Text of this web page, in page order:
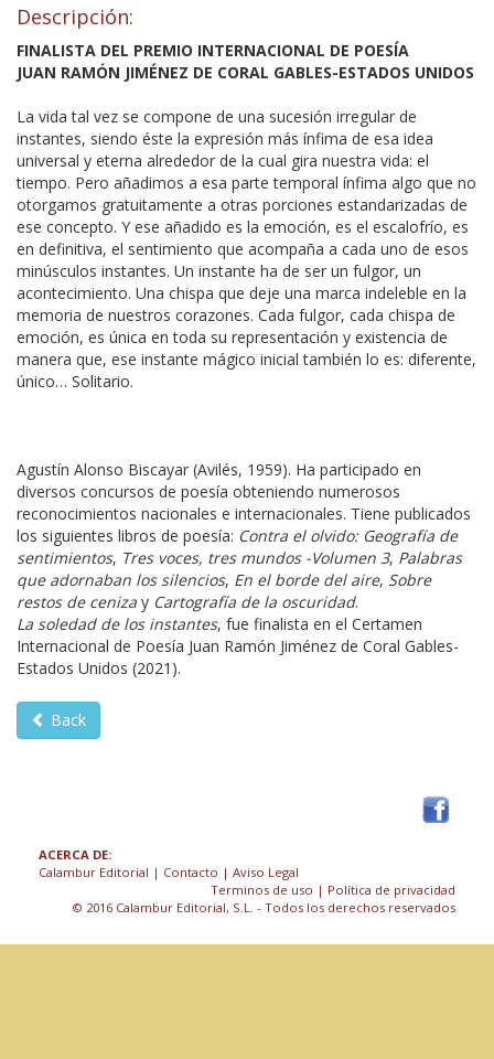
Descripción:
FINALISTA DEL PREMIO INTERNACIONAL DE POESÍA
JUAN RAMÓN JIMÉNEZ DE CORAL GABLES-ESTADOS UNIDOS
La vida tal vez se compone de una sucesión irregular de
instantes, siendo éste la expresión más ínfima de esa idea
universal y eterna alrededor de la cual gira nuestra vida: el
tiempo. Pero añadimos a esa parte temporal ínfima algo que no
otorgamos gratuitamente a otras porciones estandarizadas de
ese concepto. Y ese añadido es la emoción, es el escalofrío, es
en definitiva, el sentimiento que acompaña a cada uno de esos
minúsculos instantes. Un instante ha de ser un fulgor, un
acontecimiento. Una chispa que deje una marca indeleble en la
memoria de nuestros corazones. Cada fulgor, cada chispa de
emoción, es única en toda su representación y existencia de
manera que, ese instante mágico inicial también lo es: diferente,
único… Solitario.
Agustín Alonso Biscayar (Avilés, 1959). Ha participado en
diversos concursos de poesía obteniendo numerosos
reconocimientos nacionales e internacionales. Tiene publicados
los siguientes libros de poesía: Contra el olvido: Geografía de
sentimientos, Tres voces, tres mundos -Volumen 3, Palabras
que adornaban los silencios, En el borde del aire, Sobre
restos de ceniza y Cartografía de la oscuridad.
La soledad de los instantes, fue finalista en el Certamen
Internacional de Poesía Juan Ramón Jiménez de Coral Gables-
Estados Unidos (2021).
Back
ACERCA DE:
Calambur Editorial | Contacto | Aviso Legal
Terminos de uso | Política de privacidad
© 2016 Calambur Editorial, S.L. - Todos los derechos reservados